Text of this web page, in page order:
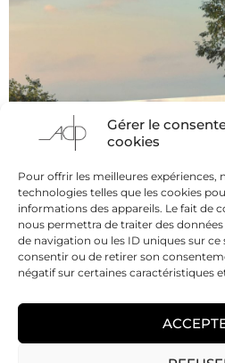
Gérer le
cookies
Pour offrir les meilleures expériences,
technologies telles que les cookies
informations des appareils. Le fait de
nous permettra de traiter des
de navigation ou les ID uniques sur ce
consentir ou de retirer son
négatif sur certaines caractéristiques
OTI PAYS D’AUBAGNE